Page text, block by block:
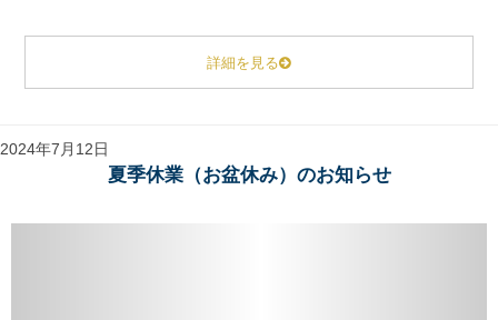
詳細を見る
2024年7月12日
夏季休業（お盆休み）のお知らせ